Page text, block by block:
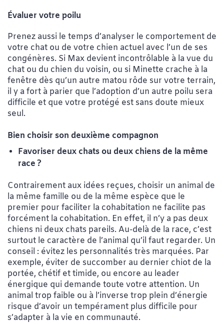
Évaluer votre poilu
Prenez aussi le temps d’analyser le comportement de
votre chat ou de votre chien actuel avec l’un de ses
congénères. Si Max devient incontrôlable à la vue du
chat ou du chien du voisin, ou si Minette crache à la
fenêtre dès qu’un autre matou rôde sur votre terrain,
il y a fort à parier que l’adoption d’un autre poilu sera
difficile et que votre protégé est sans doute mieux
seul.
Bien choisir son deuxième compagnon
Favoriser deux chats ou deux chiens de la même
race ?
Contrairement aux idées reçues, choisir un animal de
la même famille ou de la même espèce que le
premier pour faciliter la cohabitation ne facilite pas
forcément la cohabitation. En effet, il n’y a pas deux
chiens ni deux chats pareils. Au-delà de la race, c’est
surtout le caractère de l’animal qu’il faut regarder. Un
conseil : évitez les personnalités très marquées. Par
exemple, éviter de succomber au dernier chiot de la
portée, chétif et timide, ou encore au leader
énergique qui demande toute votre attention. Un
animal trop faible ou à l’inverse trop plein d’énergie
risque d’avoir un tempérament plus difficile pour
s’adapter à la vie en communauté.